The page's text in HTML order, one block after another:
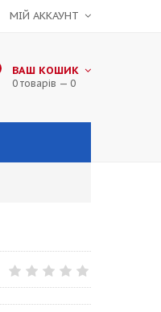
МІЙ АККАУНТ
ВАШ КОШИК
0 товарів — 0